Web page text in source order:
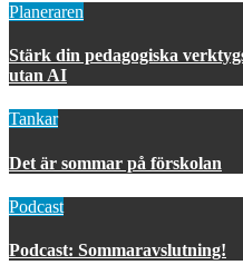
Planeraren
Stärk din pedagogiska
utan AI
Tankar
Det är sommar på förskolan
Podcast
Podcast: Sommaravslutning!